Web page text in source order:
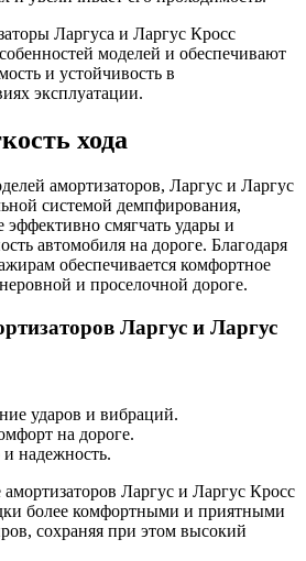
Ларгуса и Ларгус Кросс
моделей и обеспечивают
и устойчивость в
эксплуатации.
хода
амортизаторов, Ларгус и Ларгус
системой демпфирования,
эффективно смягчать удары и
автомобиля на дороге. Благодаря
обеспечивается комфортное
и проселочной дороге.
Ларгус и Ларгус
ударов и вибраций.
на дороге.
и надежность.
Ларгус и Ларгус Кросс
более комфортными и приятными
сохраняя при этом высокий